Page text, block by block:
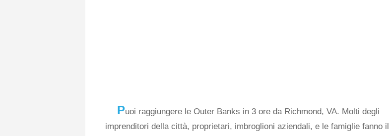
Puoi raggiungere le Outer Banks in 3 ore da Richmond, VA. Molti degli
imprenditori della città, proprietari, imbroglioni aziendali, e le famiglie fanno il